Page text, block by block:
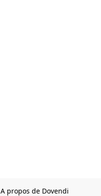
A propos de Dovendi